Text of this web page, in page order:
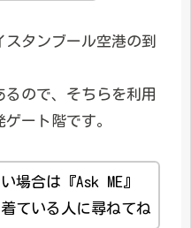
タンブール空港の到
ので、そちらを利用
ート階です。
場合は『Ask ME』
ている人に尋ねてね